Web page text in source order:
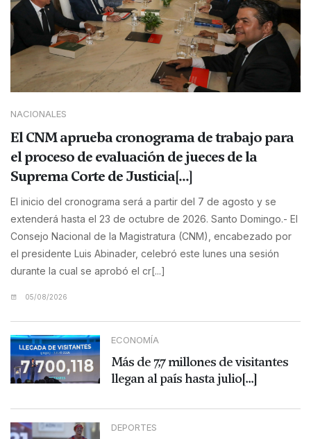
NACIONALES
El CNM aprueba cronograma de trabajo para
el proceso de evaluación de jueces de la
Suprema Corte de Justicia[...]
El inicio del cronograma será a partir del 7 de agosto y se
extenderá hasta el 23 de octubre de 2026. Santo Domingo.- El
Consejo Nacional de la Magistratura (CNM), encabezado por
el presidente Luis Abinader, celebró este lunes una sesión
durante la cual se aprobó el cr[...]
05/08/2026
ECONOMÍA
Más de 7,7 millones de visitantes
llegan al país hasta julio[...]
DEPORTES